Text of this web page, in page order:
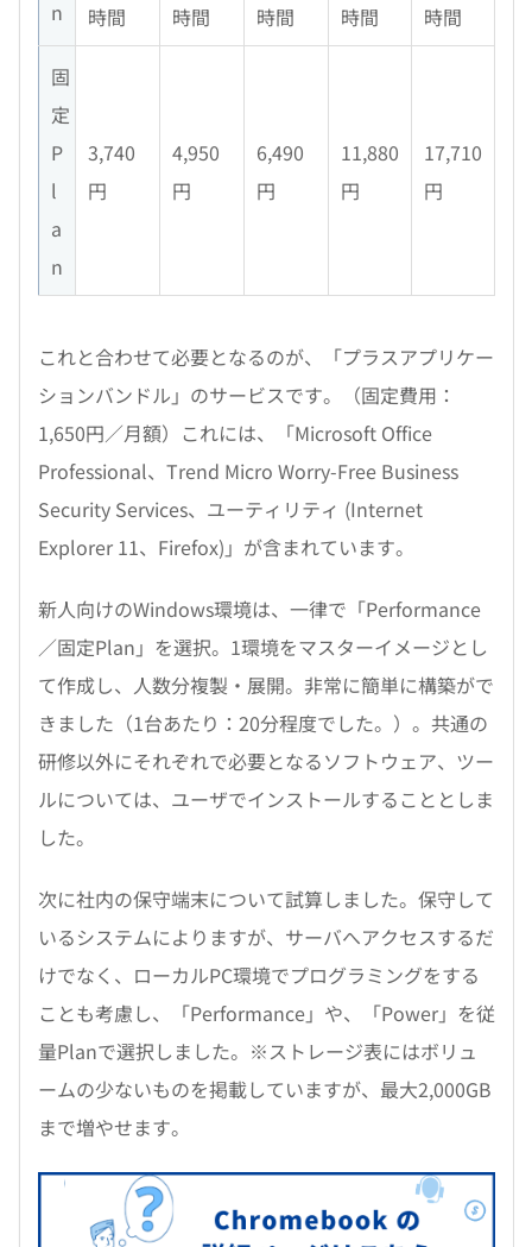
n
時間
時間
時間
時間
時間
固
定
P
l
a
n
3,740
円
4,950
円
6,490
円
11,880
円
17,710
円
これと合わせて必要となるのが、「プラスアプリケー
ションバンドル」のサービスです。（固定費用：
1,650円／月額）これには、「Microsoft Office
Professional、Trend Micro Worry-Free Business
Security Services、ユーティリティ (Internet
Explorer 11、Firefox)」が含まれています。
新人向けのWindows環境は、一律で「Performance
／固定Plan」を選択。1環境をマスターイメージとし
て作成し、人数分複製・展開。非常に簡単に構築がで
きました（1台あたり：20分程度でした。）。共通の
研修以外にそれぞれで必要となるソフトウェア、ツー
ルについては、ユーザでインストールすることとしま
した。
次に社内の保守端末について試算しました。保守して
いるシステムによりますが、サーバへアクセスするだ
けでなく、ローカルPC環境でプログラミングをする
ことも考慮し、「Performance」や、「Power」を従
量Planで選択しました。※ストレージ表にはボリュ
ームの少ないものを掲載していますが、最大2,000GB
まで増やせます。